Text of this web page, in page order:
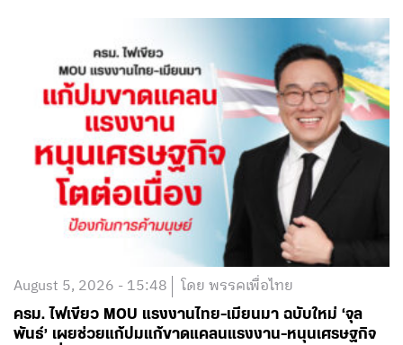
August 5, 2026 - 15:48 โดย พรรคเพื่อไทย
ครม. ไฟเขียว MOU แรงงานไทย-เมียนมา ฉบับใหม่ ‘จุล
พันธ์’ เผยช่วยแก้ปมแก้ขาดแคลนแรงงาน-หนุนเศรษฐกิจ